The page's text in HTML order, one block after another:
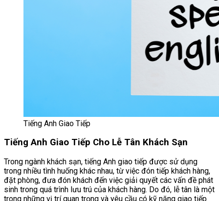
Tiếng Anh Giao Tiếp
Tiếng Anh Giao Tiếp Cho Lễ Tân Khách Sạn
Trong ngành khách sạn, tiếng Anh giao tiếp được sử dụng
trong nhiều tình huống khác nhau, từ việc đón tiếp khách hàng,
đặt phòng, đưa đón khách đến việc giải quyết các vấn đề phát
sinh trong quá trình lưu trú của khách hàng. Do đó, lễ tân là một
trong những vị trí quan trọng và yêu cầu có kỹ năng giao tiếp